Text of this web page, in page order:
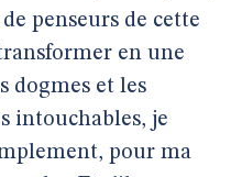
penseurs de cette
en une
dogmes et les
intouchables, je
pour ma